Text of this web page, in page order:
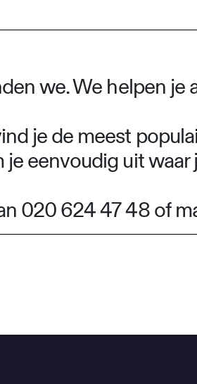
we. We helpen je
je de meest
eenvoudig uit
020 624 47 48 of